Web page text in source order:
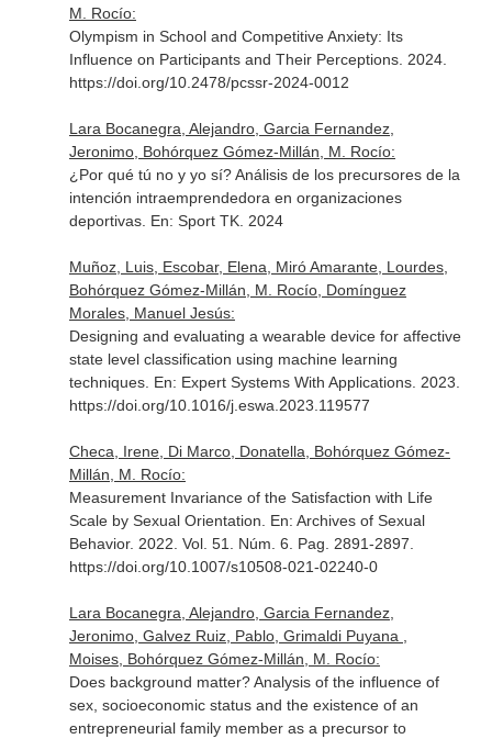
M. Rocío:
Olympism in School and Competitive Anxiety: Its
Influence on Participants and Their Perceptions. 2024.
https://doi.org/10.2478/pcssr-2024-0012
Lara Bocanegra, Alejandro, Garcia Fernandez,
Jeronimo, Bohórquez Gómez-Millán, M. Rocío:
¿Por qué tú no y yo sí? Análisis de los precursores de la
intención intraemprendedora en organizaciones
deportivas. En: Sport TK. 2024
Muñoz, Luis, Escobar, Elena, Miró Amarante, Lourdes,
Bohórquez Gómez-Millán, M. Rocío, Domínguez
Morales, Manuel Jesús:
Designing and evaluating a wearable device for affective
state level classification using machine learning
techniques. En: Expert Systems With Applications. 2023.
https://doi.org/10.1016/j.eswa.2023.119577
Checa, Irene, Di Marco, Donatella, Bohórquez Gómez-
Millán, M. Rocío:
Measurement Invariance of the Satisfaction with Life
Scale by Sexual Orientation. En: Archives of Sexual
Behavior. 2022. Vol. 51. Núm. 6. Pag. 2891-2897.
https://doi.org/10.1007/s10508-021-02240-0
Lara Bocanegra, Alejandro, Garcia Fernandez,
Jeronimo, Galvez Ruiz, Pablo, Grimaldi Puyana ,
Moises, Bohórquez Gómez-Millán, M. Rocío:
Does background matter? Analysis of the influence of
sex, socioeconomic status and the existence of an
entrepreneurial family member as a precursor to